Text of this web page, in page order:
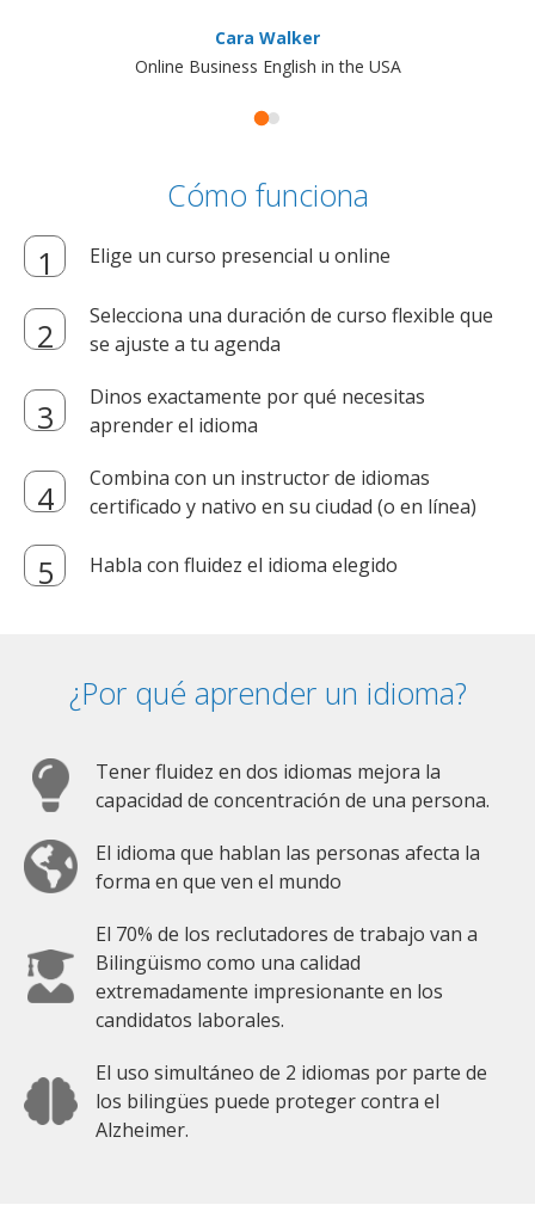
Cara Walker
Online Business English in the USA
Cómo funciona
Elige un curso presencial u online
Selecciona una duración de curso flexible que
se ajuste a tu agenda
Dinos exactamente por qué necesitas
aprender el idioma
Combina con un instructor de idiomas
certificado y nativo en su ciudad (o en línea)
Habla con fluidez el idioma elegido
¿Por qué aprender un idioma?
Tener fluidez en dos idiomas mejora la
capacidad de concentración de una persona.
El idioma que hablan las personas afecta la
forma en que ven el mundo
El 70% de los reclutadores de trabajo van a
Bilingüismo como una calidad
extremadamente impresionante en los
candidatos laborales.
El uso simultáneo de 2 idiomas por parte de
los bilingües puede proteger contra el
Alzheimer.